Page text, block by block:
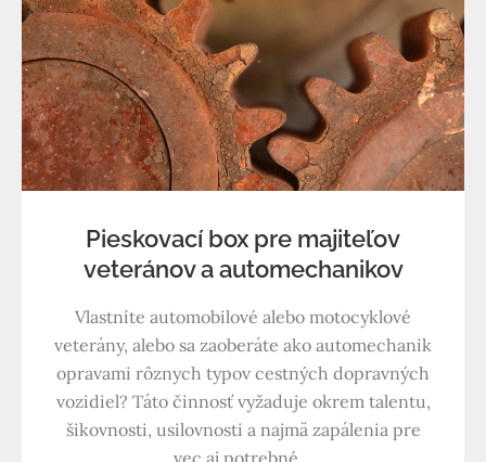
Pieskovací box pre majiteľov
veteránov a automechanikov
Vlastníte automobilové alebo motocyklové
veterány, alebo sa zaoberáte ako automechanik
opravami rôznych typov cestných dopravných
vozidiel? Táto činnosť vyžaduje okrem talentu,
šikovnosti, usilovnosti a najmä zapálenia pre
vec aj potrebné…